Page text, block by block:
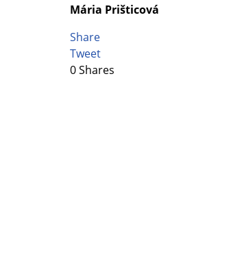
Mária Prišticová
Share
Tweet
0Shares